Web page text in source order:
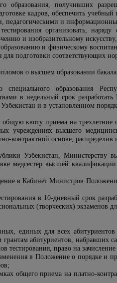
образования, получивших
кадров, обеспечить
и
организовать,
и изобразительному
и физическому
подготовки соответствующих
о высшем образовании
образования
в недельный срок
и в установленном
квоту приема на
учреждениях высшего
контрактной основе,
Узбекистан, Министерству
медсестер высшей
в Кабинет Министров
в 10-дневный срок
(творческих) экзаменов
единых для всех
грантам абитуриентов,
тестирования, право на
в Положение о порядке и
общего приема на платно-